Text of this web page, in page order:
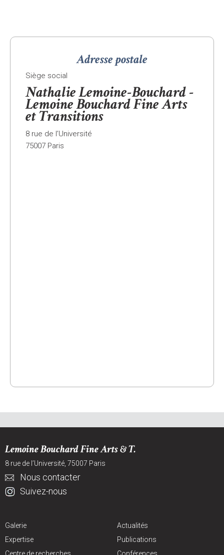
Adresse postale
Siège social
Nathalie Lemoine-Bouchard -
Lemoine Bouchard Fine Arts
et Transitions
8 rue de l’Université
75007 Paris
Lemoine Bouchard Fine Arts & T.
8 rue de l’Université, 75007 Paris
Nous contacter
Suivez-nous
Galerie
Expertise
Actualités
Publications